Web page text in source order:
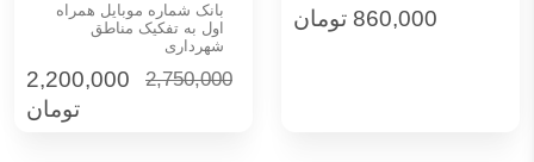
860,000 تومان
بانک شماره موبایل همراه
اول به تفکیک مناطق
شهرداری
2,750,000
2,200,000
تومان